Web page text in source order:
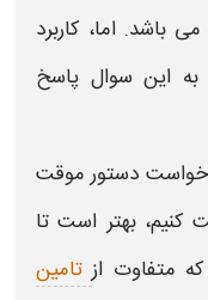
می باشد. اما، کاربرد
این سوال پاسخ
دستور موقت
کنیم، بهتر است تا
که متفاوت ازتامین